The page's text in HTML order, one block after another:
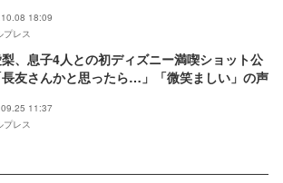
18:09
プレス
、息子4人との初ディズニー満喫ショット公
友さんかと思ったら…」「微笑ましい」の声
11:37
プレス